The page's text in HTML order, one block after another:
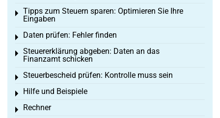
Tipps zum Steuern sparen: Optimieren Sie Ihre
Eingaben
Toggle menu
Daten prüfen: Fehler finden
Toggle menu
Steuererklärung abgeben: Daten an das
Finanzamt schicken
Toggle menu
Steuerbescheid prüfen: Kontrolle muss sein
Toggle menu
Hilfe und Beispiele
Toggle menu
Rechner
Toggle menu